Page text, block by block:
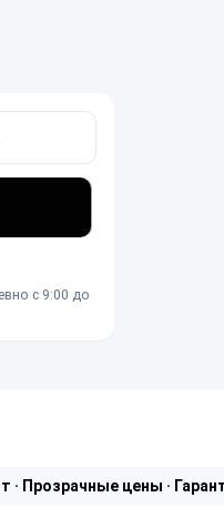
с 9:00 до
· Прозрачные цены ·